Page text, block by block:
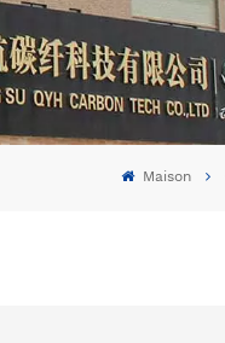
Maison